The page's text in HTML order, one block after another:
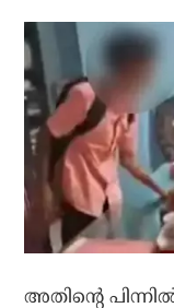
അതിന്റെ